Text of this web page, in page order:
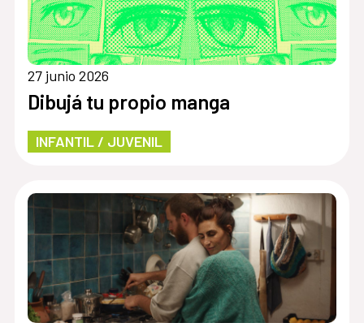
27 junio 2026
Dibujá tu propio manga
INFANTIL / JUVENIL